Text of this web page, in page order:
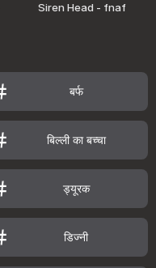
Siren Head - fnaf
बर्फ
बिल्ली का बच्चा
ड्यूरक
डिज्नी